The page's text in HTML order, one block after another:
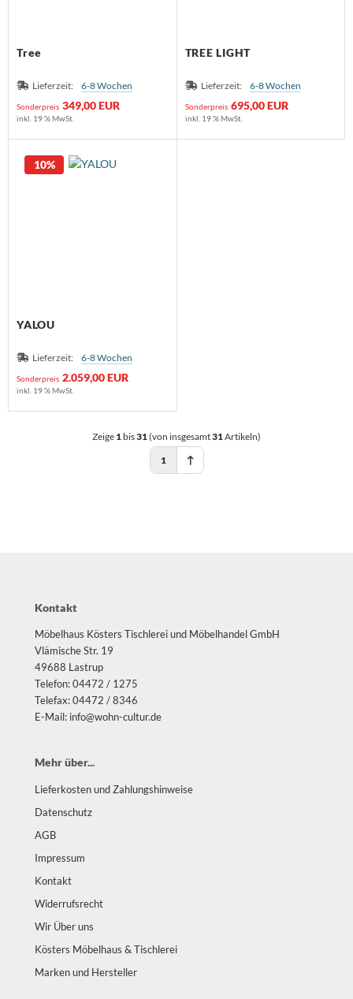
Tree
Lieferzeit: 6-8 Wochen
Sonderpreis 349,00 EUR
inkl. 19 % MwSt.
TREE LIGHT
Lieferzeit: 6-8 Wochen
Sonderpreis 695,00 EUR
inkl. 19 % MwSt.
YALOU
Lieferzeit: 6-8 Wochen
Sonderpreis 2.059,00 EUR
10%
inkl. 19 % MwSt.
Zeige 1 bis31(von insgesamt31Artikeln)
1
Kontakt
Möbelhaus Kösters Tischlerei und Möbelhandel GmbH
Vlämische Str. 19
49688 Lastrup
Telefon: 04472 / 1275
Telefax: 04472 / 8346
E-Mail: info@wohn-cultur.de
Mehr über...
Lieferkosten und Zahlungshinweise
Datenschutz
AGB
Impressum
Kontakt
Widerrufsrecht
Wir Über uns
Kösters Möbelhaus & Tischlerei
Marken und Hersteller